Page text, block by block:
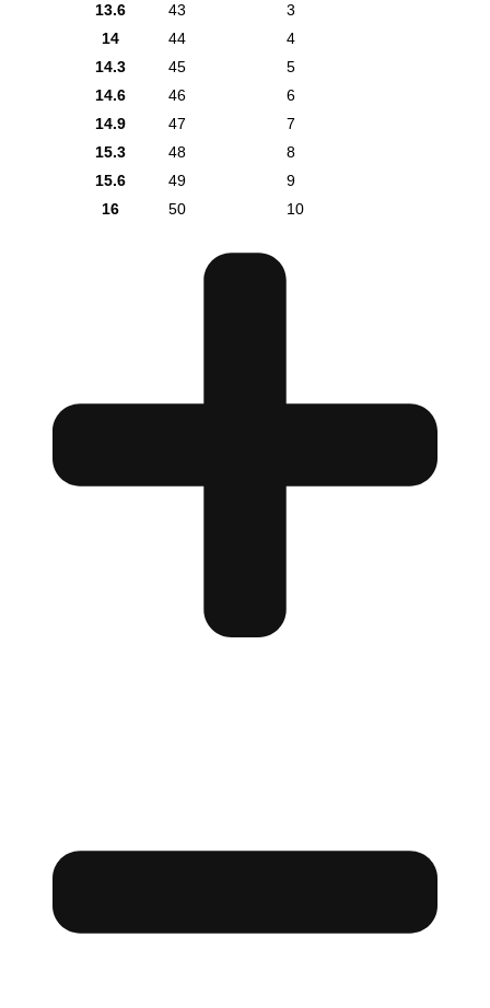
13.6
43
3
14
44
4
14.3
45
5
14.6
46
6
14.9
47
7
15.3
48
8
15.6
49
9
16
50 10